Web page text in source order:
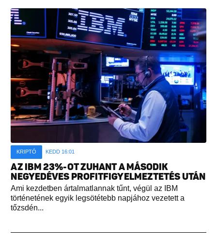
KRIPTÓ KEDD 16:01
AZ IBM 23%-OT ZUHANT A MÁSODIK
NEGYEDÉVES PROFITFIGYELMEZTETÉS UTÁN
Ami kezdetben ártalmatlannak tűnt, végül az IBM
történetének egyik legsötétebb napjához vezetett a
tőzsdén...